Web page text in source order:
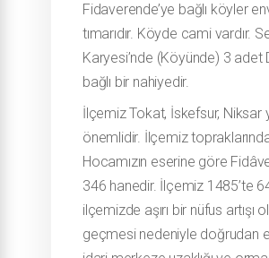
Fidaverende’ye bağlı köyler
tımarıdır. Köyde cami vardır.
Karyesi’nde (Köyünde) 3 adet
bağlı bir nahiyedir.
İlçemiz Tokat, İskefsur, Niksar
önemlidir. İlçemiz
Hocamızın eserine göre
346 hanedir. İlçemiz 1485’te
ilçemizde aşırı bir nüfus artışı
geçmesi nedeniyle doğrudan